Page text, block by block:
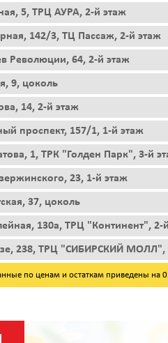
5, ТРЦ АУРА, 2-й этаж
142/3, ТЦ Пассаж, 2-й этаж
Революции, 64, 2-й этаж
9, цоколь
14, 2-й этаж
проспект, 157/1, 1-й этаж
1, ТРК "Голден Парк", 3-й
23, 1-й этаж
37, цоколь
130а, ТРЦ "Континент", 2-
238, ТРЦ "СИБИРСКИЙ МОЛЛ",
по ценам и остаткам приведены на